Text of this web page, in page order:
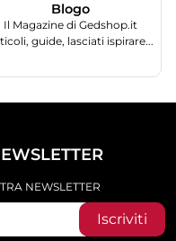
Blogo
Il Magazine di Gedshop.it
guide, lasciati ispirare...
NEWSLETTER
Iscriviti